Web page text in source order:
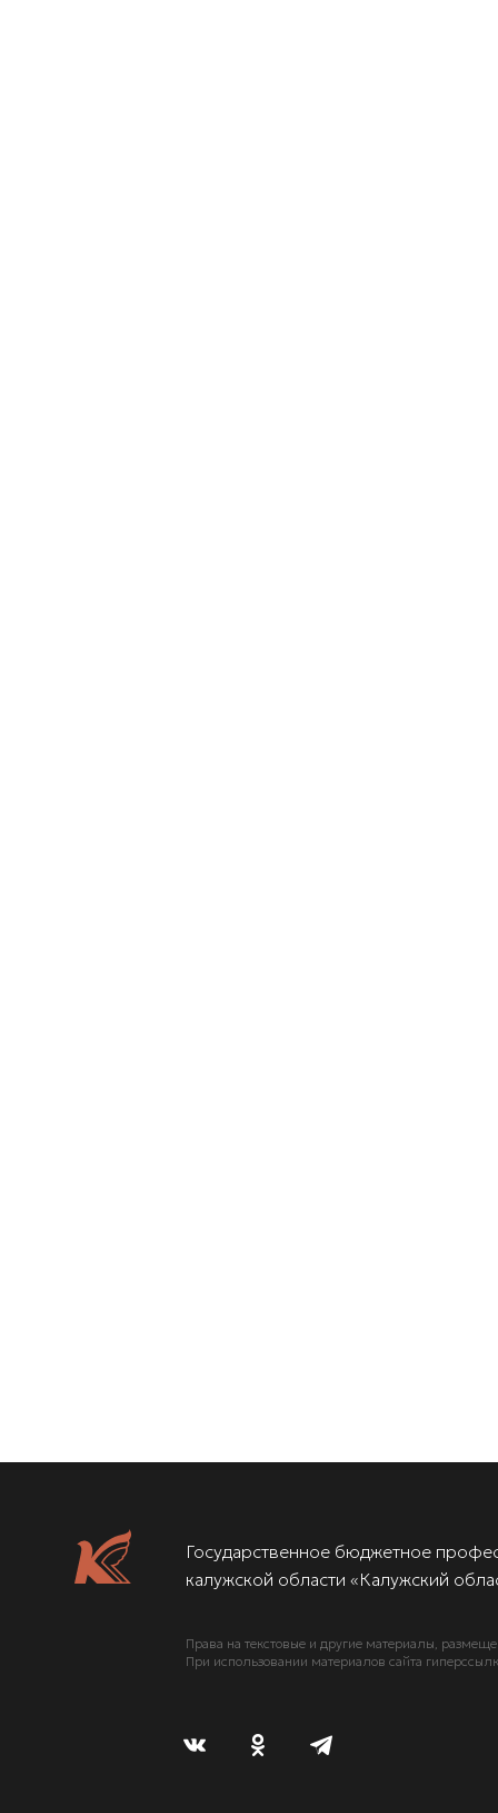
Государственное бюджетное
калужской области «Калужский
Права на текстовые и другие материалы,
При использовании материалов сайта